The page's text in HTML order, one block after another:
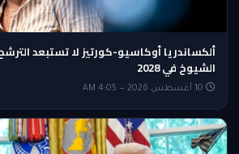
ألكساندريا أوكاسيو-كورتيز لا تستبعد
الشيوخ في 2028